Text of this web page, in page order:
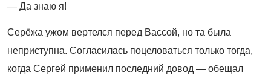
— Да знаю я!
Серёжа ужом вертелся перед Вассой, но та была
неприступна. Согласилась поцеловаться только тогда,
когда Сергей применил последний довод — обещал